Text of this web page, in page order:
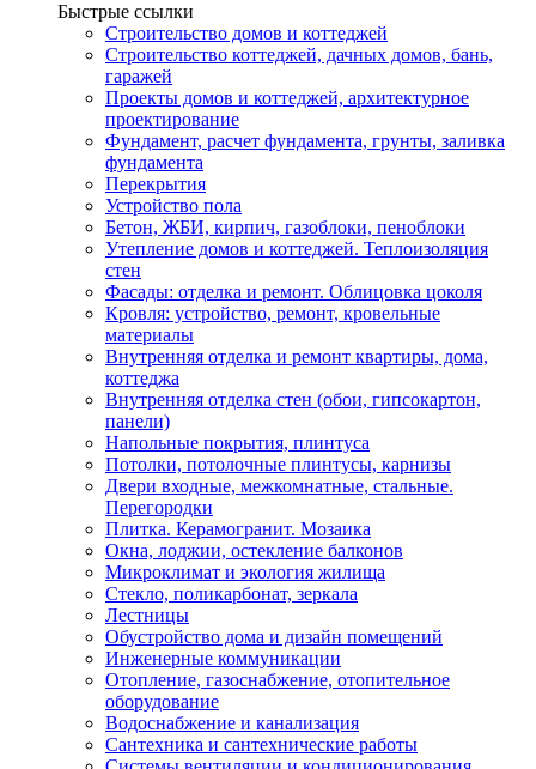
Быстрые ссылки
Строительство домов и коттеджей
Строительство коттеджей, дачных домов, бань,
гаражей
Проекты домов и коттеджей, архитектурное
проектирование
Фундамент, расчет фундамента, грунты, заливка
фундамента
Перекрытия
Устройство пола
Бетон, ЖБИ, кирпич, газоблоки, пеноблоки
Утепление домов и коттеджей. Теплоизоляция
стен
Фасады: отделка и ремонт. Облицовка цоколя
Кровля: устройство, ремонт, кровельные
материалы
Внутренняя отделка и ремонт квартиры, дома,
коттеджа
Внутренняя отделка стен (обои, гипсокартон,
панели)
Напольные покрытия, плинтуса
Потолки, потолочные плинтусы, карнизы
Двери входные, межкомнатные, стальные.
Перегородки
Плитка. Керамогранит. Мозаика
Окна, лоджии, остекление балконов
Микроклимат и экология жилища
Стекло, поликарбонат, зеркала
Лестницы
Обустройство дома и дизайн помещений
Инженерные коммуникации
Отопление, газоснабжение, отопительное
оборудование
Водоснабжение и канализация
Сантехника и сантехнические работы